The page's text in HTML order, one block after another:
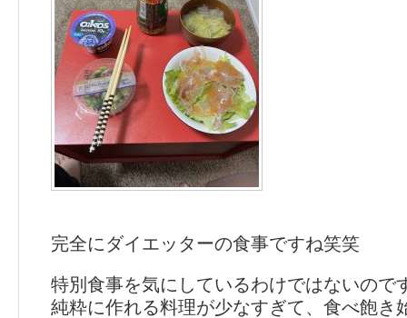
完全にダイエッターの食事ですね笑笑
特別食事を気にしているわけではないので
純粋に作れる料理が少なすぎて、食べ飽き